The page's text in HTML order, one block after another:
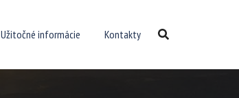
Užitočné informácie Kontakty